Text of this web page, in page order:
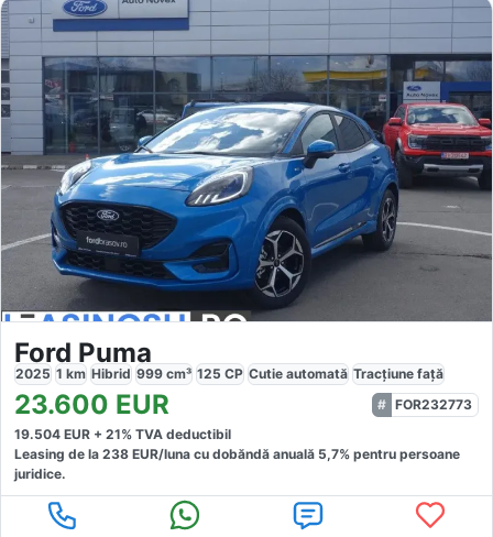
Ford Puma
2025 1 km Hibrid 999 cm³ 125 CP Cutie automată Tracțiune față
23.600 EUR
FOR232773
19.504 EUR + 21% TVA deductibil
Leasing de la 238 EUR/luna cu dobăndă anuală 5,7% pentru persoane
juridice.